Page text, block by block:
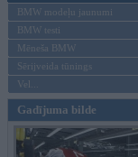
BMW modeļu jaunumi
BMW testi
Mēneša BMW
Sērijveida tūnings
Vel...
Gadījuma bilde